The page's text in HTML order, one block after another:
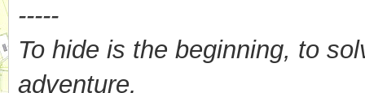
-----
To hide is the beginning, to
adventure.